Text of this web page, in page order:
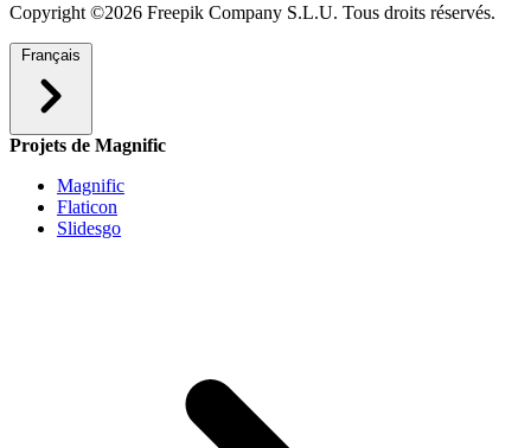
Copyright ©2026 Freepik Company S.L.U. Tous droits réservés.
Français
Projets de Magnific
Magnific
Flaticon
Slidesgo